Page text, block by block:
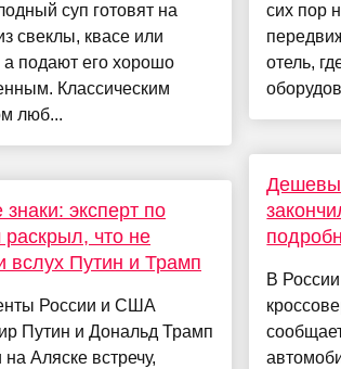
суп готовят на
свеклы, квасе или
подают его хорошо
Классическим
люб...
эксперт по
раскрыл, что не
вслух Путин и Трамп
России и США
Путин и Дональд Трамп
на Аляске встречу,
сих пор
отель,
В